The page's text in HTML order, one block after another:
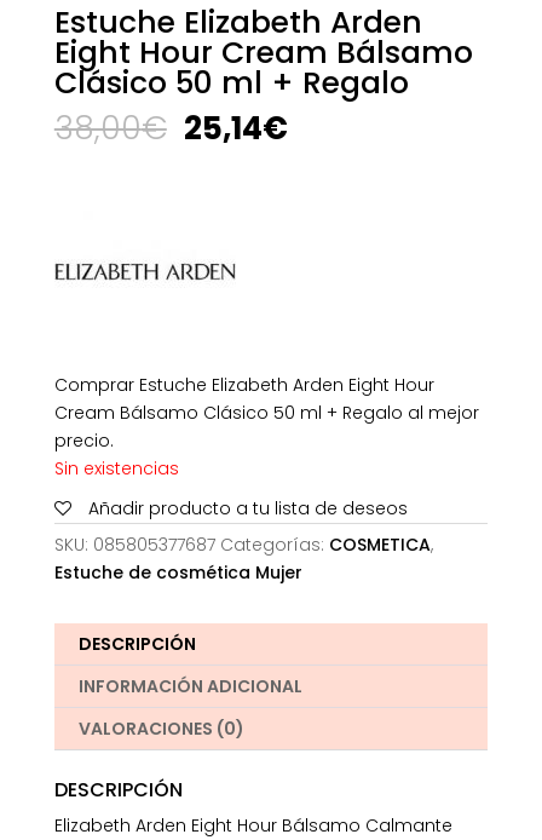
Estuche Elizabeth Arden
Eight Hour Cream Bálsamo
Clásico 50 ml + Regalo
38,00€ El
precio
25,14€El
Comprar Estuche Elizabeth Arden Eight Hour
Cream Bálsamo Clásico 50 ml + Regalo al mejor
precio.
Sin existencias
Añadir producto a tu lista de deseos
SKU: 085805377687 Categorías: COSMETICA,
Estuche de cosmética Mujer
DESCRIPCIÓN
INFORMACIÓN ADICIONAL
VALORACIONES (0)
DESCRIPCIÓN
Elizabeth Arden Eight Hour Bálsamo Calmante